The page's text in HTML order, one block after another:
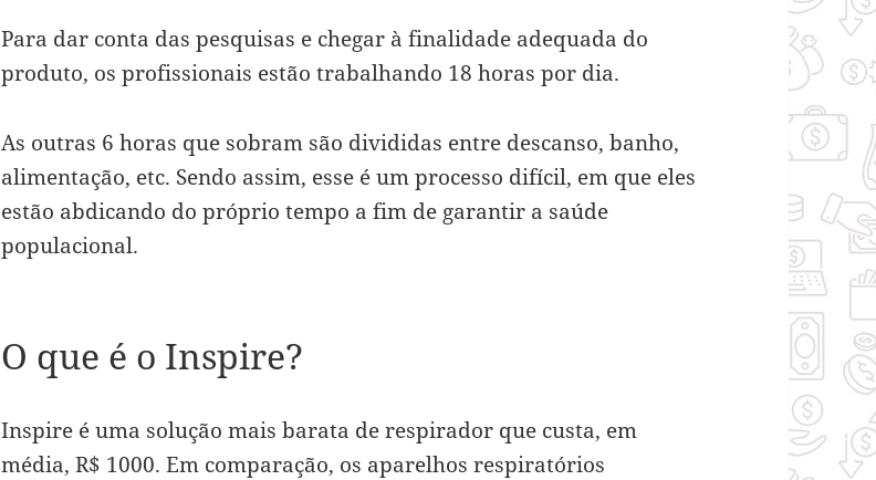
Para dar conta das pesquisas e chegar à finalidade adequada do
produto, os profissionais estão trabalhando 18 horas por dia.
As outras 6 horas que sobram são divididas entre descanso, banho,
alimentação, etc. Sendo assim, esse é um processo difícil, em que eles
estão abdicando do próprio tempo a fim de garantir a saúde
populacional.
O que é o Inspire?
Inspire é uma solução mais barata de respirador que custa, em
média, R$ 1000. Em comparação, os aparelhos respiratórios